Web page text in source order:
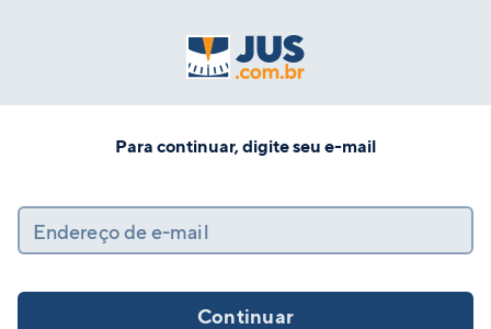
Para continuar, digite seu e-mail
Endereço de e-mail
Continuar